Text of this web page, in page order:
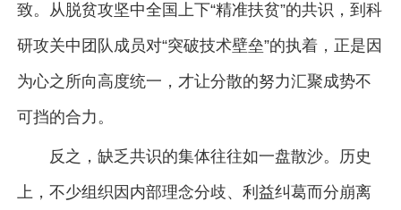
致。从脱贫攻坚中全国上下“精准扶贫”的共识，到科
研攻关中团队成员对“突破技术壁垒”的执着，正是因
为心之所向高度统一，才让分散的努力汇聚成势不
可挡的合力。
反之，缺乏共识的集体往往如一盘散沙。历史
上，不少组织因内部理念分歧、利益纠葛而分崩离